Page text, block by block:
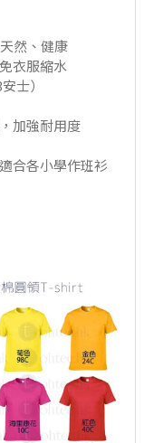
然、健康
衣服縮水
士）
加強耐用度
合各小學作班衫